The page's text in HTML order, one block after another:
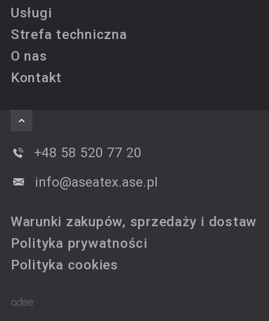
Usługi
Strefa techniczna
O nas
Kontakt
+48 58 520 77 20
info@aseatex.ase.pl
Warunki zakupów, sprzedaży i dostaw
Polityka prywatności
Polityka cookies